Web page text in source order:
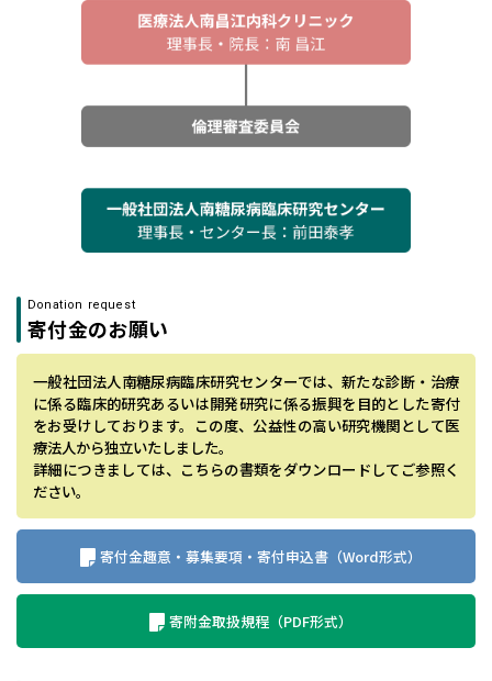
Donation request
寄付金のお願い
一般社団法人南糖尿病臨床研究センターでは、新たな診断・治療
に係る臨床的研究あるいは開発研究に係る振興を目的とした寄付
をお受けしております。この度、公益性の高い研究機関として医
療法人から独立いたしました。
詳細につきましては、こちらの書類をダウンロードしてご参照く
ださい。
寄付金趣意・募集要項・寄付申込書（Word形式）
寄附金取扱規程（PDF形式）